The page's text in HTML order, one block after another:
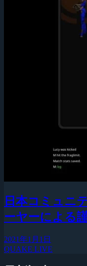
日本コミュニ
ーヤーによる
2021年1月1日
QUAKE LIVE